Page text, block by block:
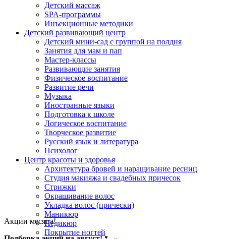
Акции месяца!
Детский массаж
SPA-программы
Инъекционные методики
Детский развивающий центр
Детский мини-сад с группой на полдня
Занятия для мам и пап
Мастер-классы
Развивающие занятия
Физическое воспитание
Развитие речи
Музыка
Иностранные языки
Подготовка к школе
Логическое воспитание
Творческое развитие
Русский язык и литература
Психолог
Центр красоты и здоровья
Архитектура бровей и наращивание ресниц
Студия макияжа и свадебных причесок
Стрижки
Окрашивание волос
Укладка волос (прически)
Маникюр
Педикюр
Покрытие ногтей